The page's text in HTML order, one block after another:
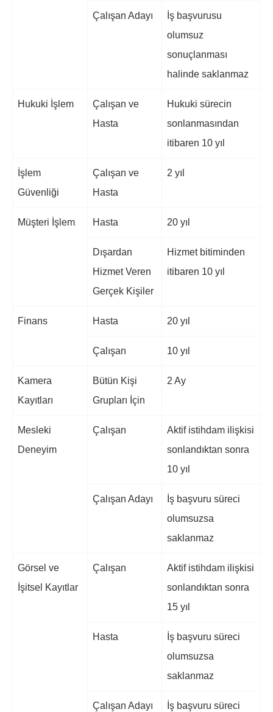
Çalışan Adayı
İş başvurusu
olumsuz
sonuçlanması
halinde saklanmaz
Hukuki İşlem
Çalışan ve
Hasta
Hukuki sürecin
sonlanmasından
itibaren 10 yıl
İşlem
Güvenliği
Çalışan ve
Hasta
2 yıl
Müşteri İşlem Hasta 20 yıl
Dışardan
Hizmet Veren
Gerçek Kişiler
Hizmet bitiminden
itibaren 10 yıl
Finans Hasta 20 yıl
Çalışan 10 yıl
Kamera
Kayıtları
Bütün Kişi
Grupları İçin
2 Ay
Mesleki
Deneyim
Çalışan
Aktif istihdam ilişkisi
sonlandıktan sonra
10 yıl
Çalışan Adayı
İş başvuru süreci
olumsuzsa
saklanmaz
Görsel ve
İşitsel Kayıtlar
Çalışan
Aktif istihdam ilişkisi
sonlandıktan sonra
15 yıl
Hasta
İş başvuru süreci
olumsuzsa
saklanmaz
Çalışan Adayı
İş başvuru süreci